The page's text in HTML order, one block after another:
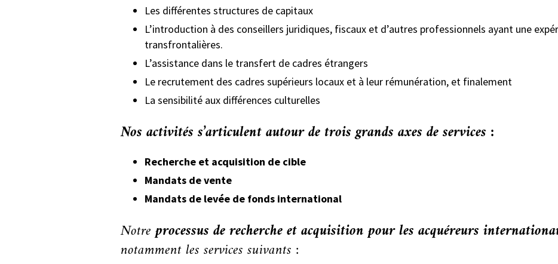
Les différentes structures de capitaux
L’introduction à des conseillers juridiques, fiscaux et d’autres professionnels ayant une
transfrontalières.
L’assistance dans le transfert de cadres étrangers
Le recrutement des cadres supérieurs locaux et à leur rémunération, et finalement
La sensibilité aux différences culturelles
Nos activités s’articulent autour de trois grands axes de services :
Recherche et acquisition de cible
Mandats de vente
Mandats de levée de fonds international
Notreprocessus de recherche et acquisition pour les acquéreurs
notamment les services suivants :